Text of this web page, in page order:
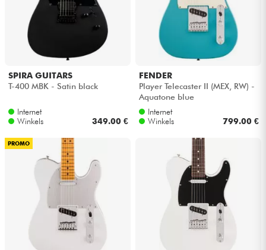
SPIRA GUITARS
T-400 MBK - Satin black
Internet
Winkels
349.00 €
FENDER
Player Telecaster II (MEX, RW) -
Aquatone blue
Internet
Winkels
799.00 €
PROMO